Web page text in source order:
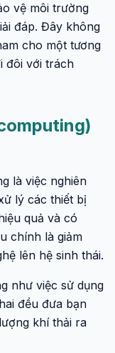
vệ môi trường
đáp. Đây không
cho một tương
đôi với trách
là việc nghiên
lý các thiết bị
quả và có
chính là giảm
lên hệ sinh thái.
như việc sử dụng
đều đưa bạn
khí thải ra